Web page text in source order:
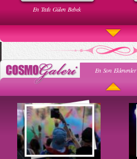
En Tatlı Gülen Bebek
Uyuyan Bebeğe Gangnam Dinletilirse Ne Olur
En Son Eklenenler